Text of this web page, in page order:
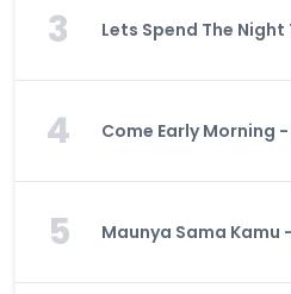
3 Lets Spend The
4 Come Early Morning
5 Maunya Sama Kamu